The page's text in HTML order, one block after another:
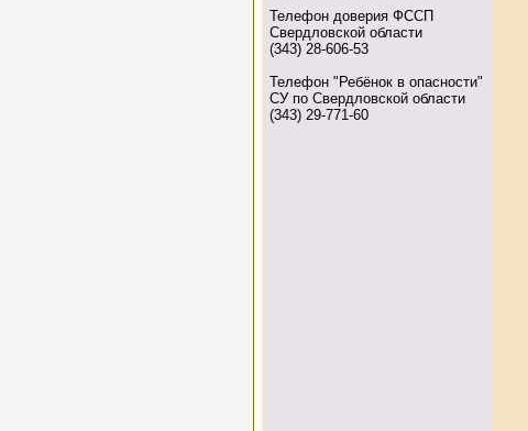
Телефон доверия ФССП
Свердловской области
(343) 28-606-53
Телефон "Ребёнок в опасности"
СУ по Свердловской области
(343) 29-771-60